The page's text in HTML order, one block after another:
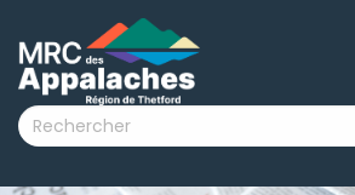
submenu (La MRC )
submenu (Citoyens )